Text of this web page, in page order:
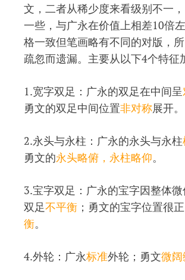
文，二者从稀少度来看级别不一
一些，与广永在价值上相差10倍
格一致但笔画略有不同的对版，
疏忽而遗漏。主要从以下4个特征
1.宽字双足：广永的双足在中间呈
勇文的双足中间位置非对称展开。
2.永头与永柱：广永的永头与永柱
勇文的永头略俯，永柱略仰。
3.宝字双足：广永的宝字因整体
双足不平衡 ；勇文的宝字位置很
衡。
4.外轮：广永标准外轮；勇文微